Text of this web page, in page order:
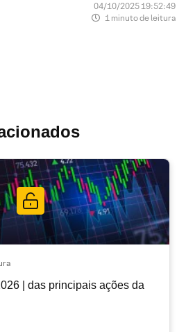
04/10/2025 19:52:49
1 minuto de leitura
| das principais ações da